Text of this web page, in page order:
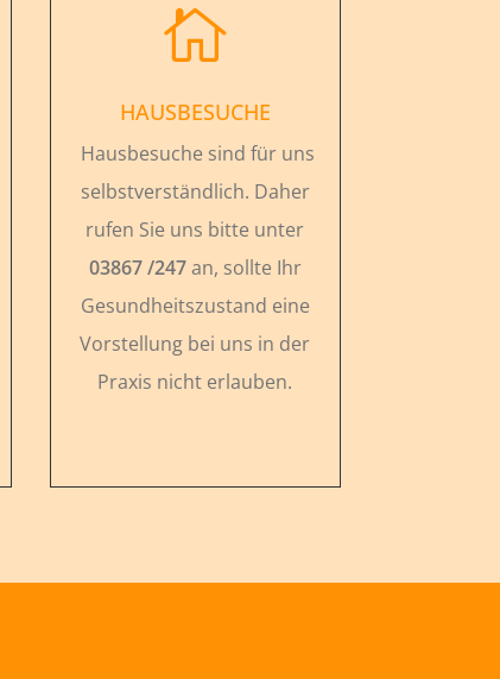

HAUSBESUCHE
Hausbesuche sind für uns
selbstverständlich. Daher
rufen Sie uns bitte unter
03867 /247an, sollte Ihr
Gesundheitszustand eine
Vorstellung bei uns in der
Praxis nicht erlauben.